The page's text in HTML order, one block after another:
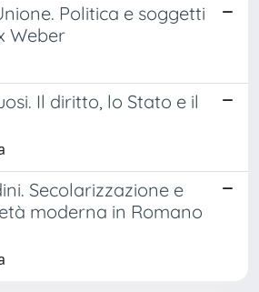
Politica e soggetti
Weber
Il diritto, lo Stato e il
Secolarizzazione e
moderna in Romano